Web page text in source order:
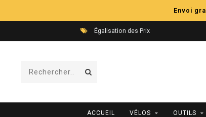
Envoi
Égalisation des Prix
ACCUEIL VÉLOS OUTILS